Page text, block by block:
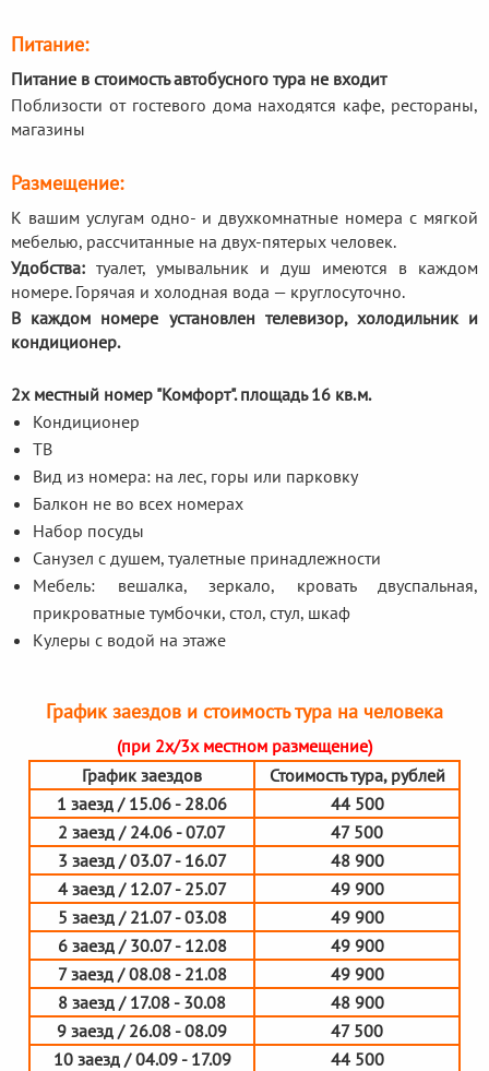
Питание:
Питание в стоимость автобусного тура не входит
Поблизости от гостевого дома находятся кафе, рестораны,
магазины
Размещение:
К вашим услугам одно- и двухкомнатные номера с мягкой
мебелью, рассчитанные на двух-пятерых человек.
Удобства: туалет, умывальник и душ имеются в каждом
номере. Горячая и холодная вода — круглосуточно.
В каждом номере установлен телевизор, холодильник и
кондиционер.
2х местный номер "Комфорт". площадь 16 кв.м.
Кондиционер
ТВ
Вид из номера: на лес, горы или парковку
Балкон не во всех номерах
Набор посуды
Санузел с душем, туалетные принадлежности
Мебель: вешалка, зеркало, кровать двуспальная,
прикроватные тумбочки, стол, стул, шкаф
Кулеры с водой на этаже
График заездов и стоимость тура на человека
(при 2х/3х местном размещение)
График заездов
Стоимость тура, рублей
1 заезд / 15.06 - 28.06
44 500
2 заезд / 24.06 - 07.07
47 500
3 заезд / 03.07 - 16.07
48 900
4 заезд / 12.07 - 25.07
49 900
5 заезд / 21.07 - 03.08
49 900
6 заезд / 30.07 - 12.08
49 900
7 заезд / 08.08 - 21.08
49 900
8 заезд / 17.08 - 30.08
48 900
9 заезд / 26.08 - 08.09
47 500
10 заезд / 04.09 - 17.09
44 500